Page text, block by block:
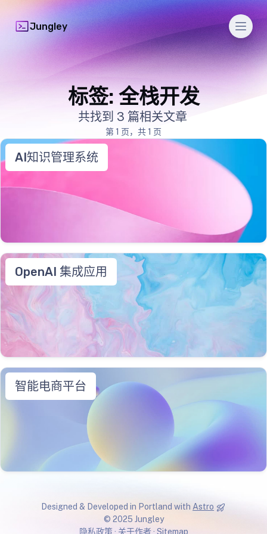
Jungley
标签: 全栈开发
共找到 3 篇相关文章
第 1 页，共 1 页
AI知识管理系统
OpenAI 集成应用
智能电商平台
Designed & Developed in Portland with Astro
© 2025 Jungley
隐私政策 · 关于作者 · Sitemap